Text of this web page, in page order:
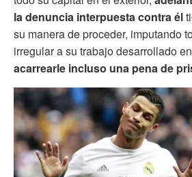
la denuncia interpuesta contra él
su manera de proceder, imputando
irregular a su trabajo desarrollado
acarrearle incluso una pena de